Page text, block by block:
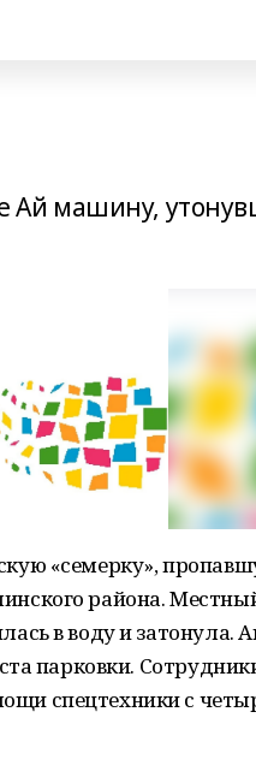
Ай машину,
«семерку»,
района.
в воду и затонула.
парковки.
спецтехники с